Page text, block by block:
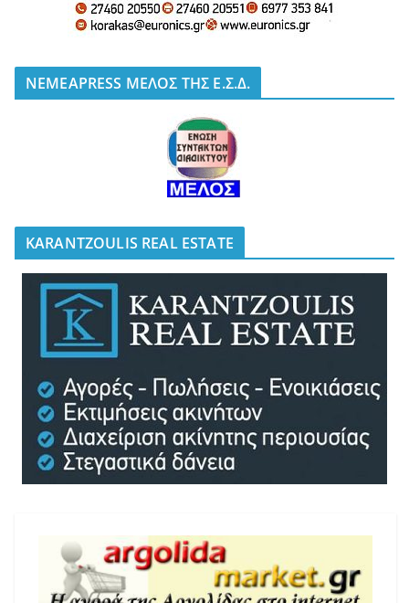
NEMEAPRESS ΜΕΛΟΣ ΤΗΣ Ε.Σ.Δ.
KARANTZOULIS REAL ESTATE